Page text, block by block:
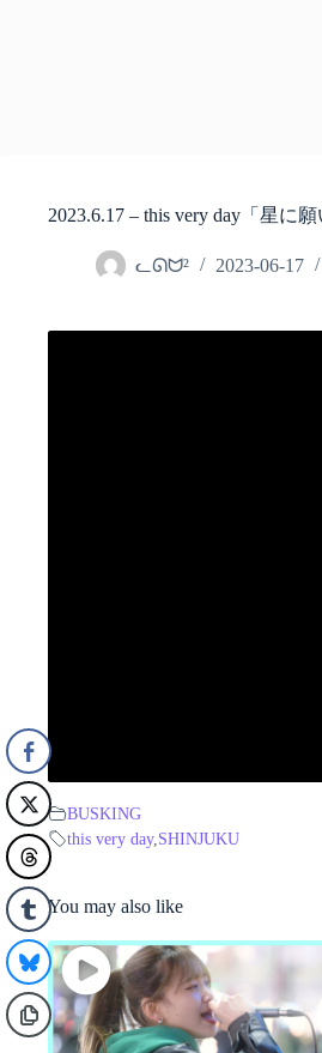
2023.6.17 – this very day「星に
ᓚᘏᗢ² 2023-06-17
BUSKING
this very day, SHINJUKU
You may also like